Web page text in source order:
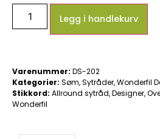
Legg i handlekurv
Varenummer: DS-202
Kategorier: Søm,Sytråder,Wonderfil
Stikkord: Allround sytråd,Designer,
Wonderfil